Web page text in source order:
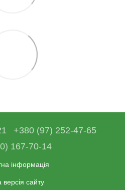
+380 (97) 252-47-65
167-70-14
інформація
версія сайту